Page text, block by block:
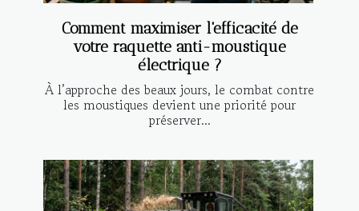
Comment maximiser l'efficacité de
votre raquette anti-moustique
électrique ?
À l’approche des beaux jours, le combat contre
les moustiques devient une priorité pour
préserver...